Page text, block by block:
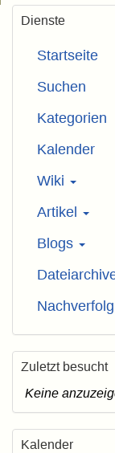
Dienste
Startseite
Suchen
Kategorien
Kalender
Wiki
Artikel
Blogs
Zuletzt besucht
Keine
Kalender